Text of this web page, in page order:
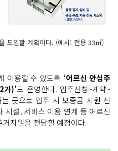
도입할 계획이다. (예시: 전용 33㎡)
이용할 수 있도록 ‘어르신 안심주
가)’도 운영한다. 입주신청~계약~
곳으로 입주 시 보증금 지원 신
시설․서비스 이용 연계 등 어르신
지원을 전담할 예정이다.